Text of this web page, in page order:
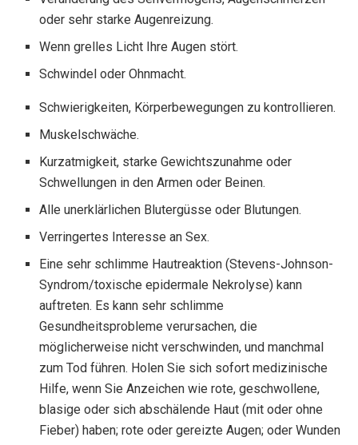
oder sehr starke Augenreizung.
Wenn grelles Licht Ihre Augen stört.
Schwindel oder Ohnmacht.
Schwierigkeiten, Körperbewegungen zu kontrollieren.
Muskelschwäche.
Kurzatmigkeit, starke Gewichtszunahme oder
Schwellungen in den Armen oder Beinen.
Alle unerklärlichen Blutergüsse oder Blutungen.
Verringertes Interesse an Sex.
Eine sehr schlimme Hautreaktion (Stevens-Johnson-
Syndrom/toxische epidermale Nekrolyse) kann
auftreten. Es kann sehr schlimme
Gesundheitsprobleme verursachen, die
möglicherweise nicht verschwinden, und manchmal
zum Tod führen. Holen Sie sich sofort medizinische
Hilfe, wenn Sie Anzeichen wie rote, geschwollene,
blasige oder sich abschälende Haut (mit oder ohne
Fieber) haben; rote oder gereizte Augen; oder Wunden